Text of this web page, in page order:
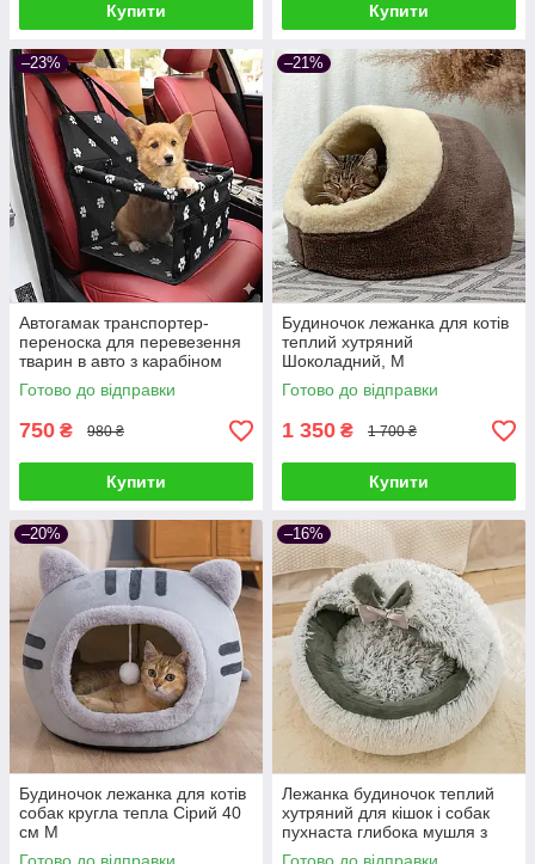
Купити Купити
–23%
Автогамак транспортер-
переноска для перевезення
тварин в авто з карабіном
Чорний з малюнком
Готово до відправки
750 ₴ 980 ₴
Купити
–21%
Будиночок лежанка для котів
теплий хутряний
Шоколадний, M
Готово до відправки
1 350 ₴ 1 700 ₴
Купити
–20%
Будиночок лежанка для котів
собак кругла тепла Сірий 40
см M
–16%
Лежанка будиночок теплий
хутряний для кішок і собак
пухнаста глибока мушля з
капюшоном 50 см, Сірий